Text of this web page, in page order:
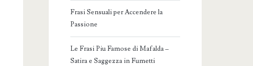
Frasi Sensuali per Accendere la
Passione
Le Frasi Piu Famose di Mafalda –
Satira e Saggezza in Fumetti